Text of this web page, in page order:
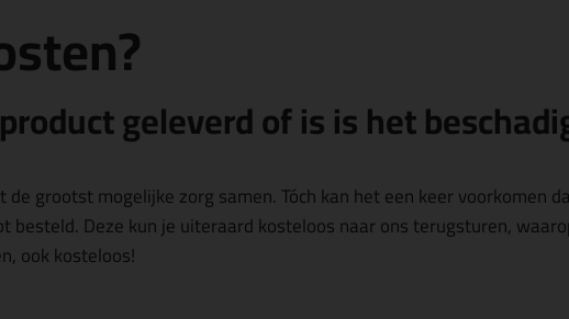
geleverd of is is het
grootst mogelijke zorg samen. Tóch kan het een keer voorkomen
Deze kun je uiteraard kosteloos naar ons terugsturen,
ook kosteloos!